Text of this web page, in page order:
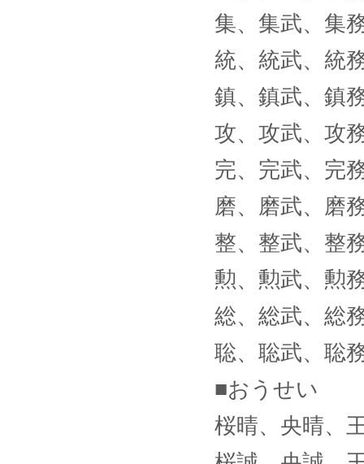
集、集武、集
統、統武、統
鎮、鎮武、鎮
攻、攻武、攻
完、完武、完
磨、磨武、磨
整、整武、整
勲、勲武、勲
総、総武、総
聡、聡武、聡
■おうせい
桜晴、央晴、